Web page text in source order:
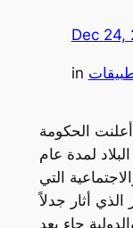
Dec 24,
in
الحكومة
لمدة عام
التي
الذي أثار جدلاً
جاء بعد